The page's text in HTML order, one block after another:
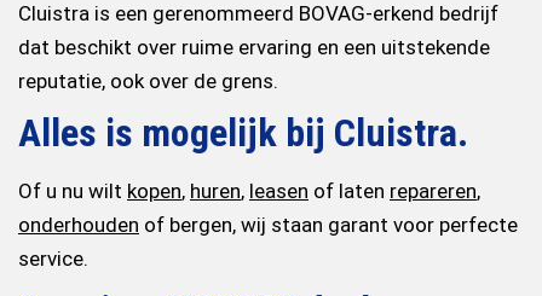
Cluistra is een gerenommeerd BOVAG-erkend bedrijf
dat beschikt over ruime ervaring en een uitstekende
reputatie, ook over de grens.
Alles is mogelijk bij Cluistra.
Of u nu wilt kopen, huren, leasen of laten repareren,
onderhouden of bergen, wij staan garant voor perfecte
service.